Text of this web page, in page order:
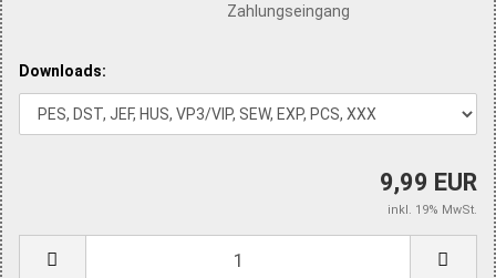
Zahlungseingang
Downloads:
9,99 EUR
inkl. 19% MwSt.